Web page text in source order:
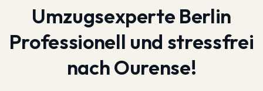
Umzugsexperte Berlin
Professionell und stressfrei
nach Ourense!